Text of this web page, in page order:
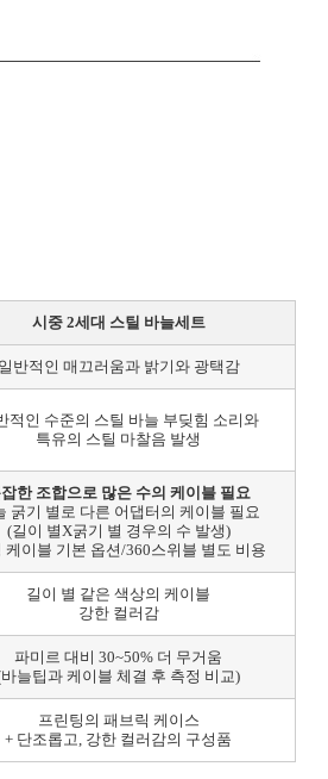
시중 2세대 스틸 바늘세트
일반적인 매끄러움과 밝기와 광택감
적인 수준의 스틸 바늘 부딪힘 소리와
특유의 스틸 마찰음 발생
한 조합으로 많은 수의 케이블 필요
굵기 별로 다른 어댑터의 케이블 필요
(길이 별X굵기 별 경우의 수 발생)
케이블 기본 옵션/360스위블 별도 비용
길이 별 같은 색상의 케이블
강한 컬러감
파미르 대비 30~50% 더 무거움
늘팁과 케이블 체결 후 측정 비교)
프린팅의 패브릭 케이스
+ 단조롭고, 강한 컬러감의 구성품